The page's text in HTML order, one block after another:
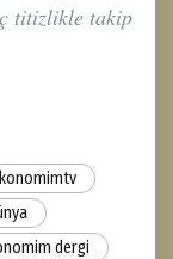
titizlikle takip
dergi